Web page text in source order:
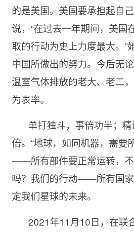
的是美国。美国要承担起自
说，“在过去一年期间，美国
取的行动为史上力度最大。”
中国所做出的努力。今后无
温室气体排放的老大、老二
为表率。
单打独斗，事倍功半；
倍。“地球，如同机器，需要
——所有部件要正常运转，
吗？我们的行动——所有国
定我们星球的未来。
2021年11月10日，在联